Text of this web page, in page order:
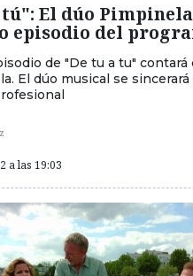
tú": El dúo
episodio del
de "De tu a tu" contará
El dúo musical se
a las 19:03